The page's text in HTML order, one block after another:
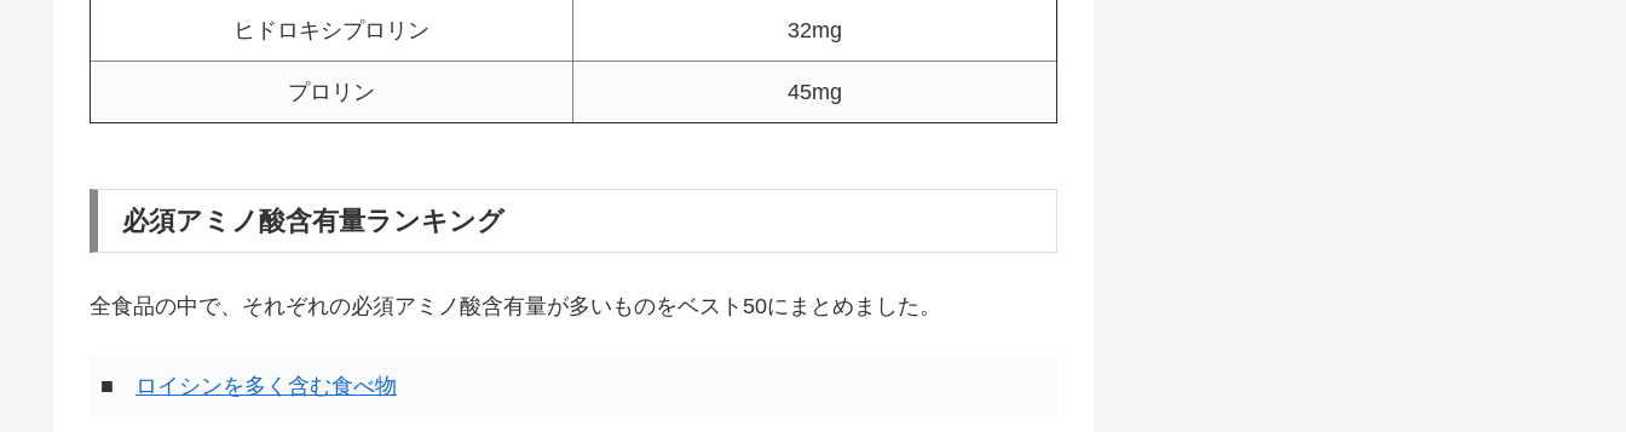
ヒドロキシプロリン 32mg
プロリン 45mg
必須アミノ酸含有量ランキング
全食品の中で、それぞれの必須アミノ酸含有量が多いものをベスト50にまとめました。
■ ロイシンを多く含む食べ物